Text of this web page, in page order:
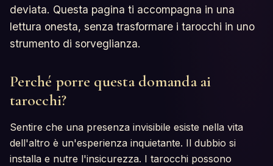
deviata. Questa pagina ti accompagna in una
lettura onesta, senza trasformare i tarocchi in uno
strumento di sorveglianza.
Perché porre questa domanda ai
tarocchi?
Sentire che una presenza invisibile esiste nella vita
dell'altro è un'esperienza inquietante. Il dubbio si
installa e nutre l'insicurezza. I tarocchi possono